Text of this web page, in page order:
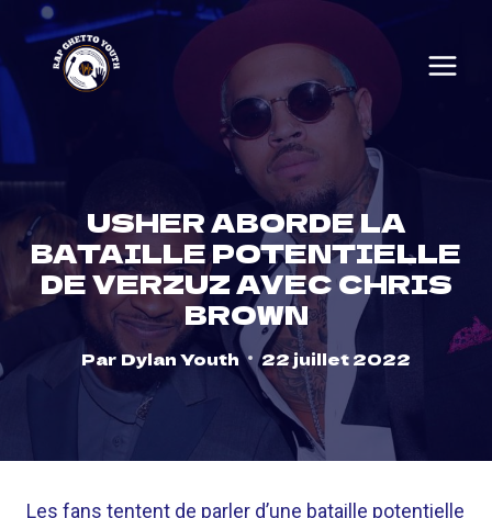
content
USHER ABORDE LA
BATAILLE POTENTIELLE
DE VERZUZ AVEC CHRIS
BROWN
ParDylan Youth 22 juillet 2022
Les fans tentent de parler d’une bataille potentielle